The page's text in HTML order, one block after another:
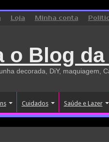
Loja Minha conta
o Blog
decorada, DiY, maquiagem,
Cuidados Saúde e Lazer